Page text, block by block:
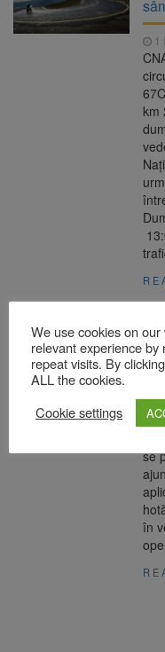
1
km
se
în
We use cookies on
relevant experience
repeat visits. By
ALL the cookies.
Cookie settings